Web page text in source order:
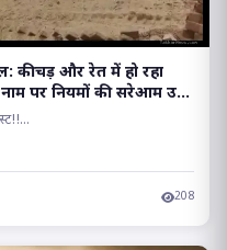
कीचड़ और रेत में हो रहा
नाम पर नियमों की सरेआम उड़
208